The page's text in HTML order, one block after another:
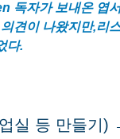
독자가 보내온 엽
견이 나왔지만,리
다.
실 등 만들기)